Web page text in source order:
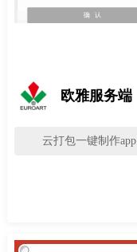
欧雅服务端
云打包一键制作app